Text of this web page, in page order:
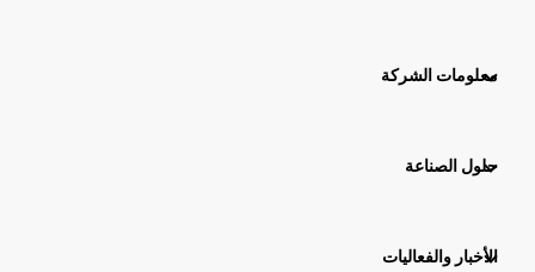
معلومات الشركة
حلول الصناعة
الأخبار والفعاليات